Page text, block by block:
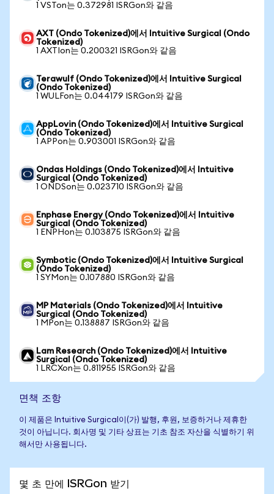
1 VSTon는 0.372981 ISRGon와 같음
AXT (Ondo Tokenized)에서 Intuitive Surgical (Ondo
Tokenized)
1 AXTIon는 0.200321 ISRGon와 같음
Terawulf (Ondo Tokenized)에서 Intuitive Surgical
(Ondo Tokenized)
1 WULFon는 0.044179 ISRGon와 같음
AppLovin (Ondo Tokenized)에서 Intuitive Surgical
(Ondo Tokenized)
1 APPon는 0.903001 ISRGon와 같음
Ondas Holdings (Ondo Tokenized)에서 Intuitive
Surgical (Ondo Tokenized)
1 ONDSon는 0.023710 ISRGon와 같음
Enphase Energy (Ondo Tokenized)에서 Intuitive
Surgical (Ondo Tokenized)
1 ENPHon는 0.103875 ISRGon와 같음
Symbotic (Ondo Tokenized)에서 Intuitive Surgical
(Ondo Tokenized)
1 SYMon는 0.107880 ISRGon와 같음
MP Materials (Ondo Tokenized)에서 Intuitive
Surgical (Ondo Tokenized)
1 MPon는 0.138887 ISRGon와 같음
Lam Research (Ondo Tokenized)에서 Intuitive
Surgical (Ondo Tokenized)
1 LRCXon는 0.811955 ISRGon와 같음
면책 조항
이 제품은 Intuitive Surgical이(가) 발행, 후원, 보증하거나 제휴한
것이 아닙니다. 회사명 및 기타 상표는 기초 참조 자산을 식별하기 위
해서만 사용됩니다.
몇 초 만에 ISRGon 받기